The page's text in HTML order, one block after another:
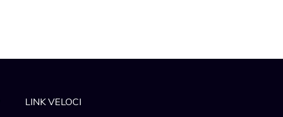
LINK VELOCI